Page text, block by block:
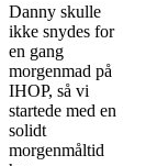
Danny skulle
ikke snydes for
en gang
morgenmad på
IHOP, så vi
startede med en
solidt
morgenmåltid